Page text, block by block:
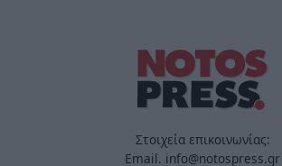
Στοιχεία επικοινωνίας:
Email. info@notospress.gr